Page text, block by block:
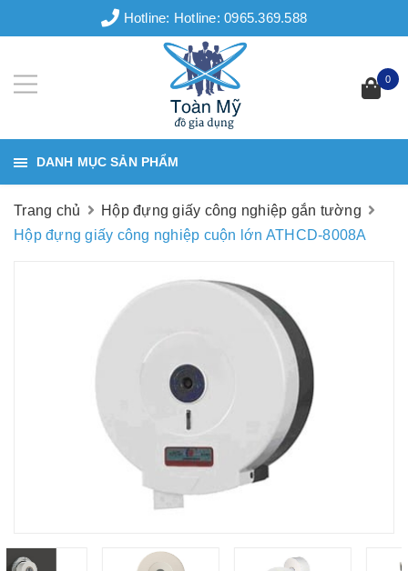
Hotline: Hotline: 0965.369.588
0
DANH MỤC SẢN PHẨM
Trang chủ
Hộp đựng giấy công nghiệp gắn tường
Hộp đựng giấy công nghiệp cuộn lớn ATHCD-8008A